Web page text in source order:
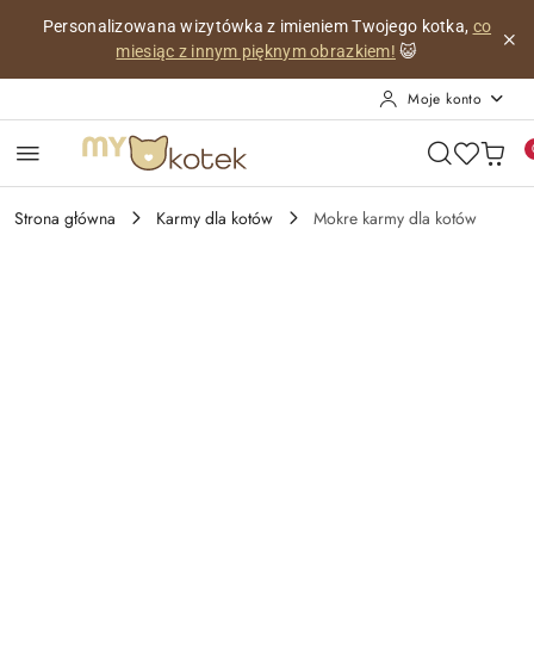
Przejdź do treści głównej
Przejdź do wyszukiwarki
Przejdź do moje konto
Przejdź do menu głównego
Przejdź do opisu produktu
Przejdź do stopki
Personalizowana wizytówka z imieniem Twojego kotka, co
miesiąc z innym pięknym obrazkiem! 😺
Moje konto
Strona główna Karmy dla kotów Mokre karmy dla kotów